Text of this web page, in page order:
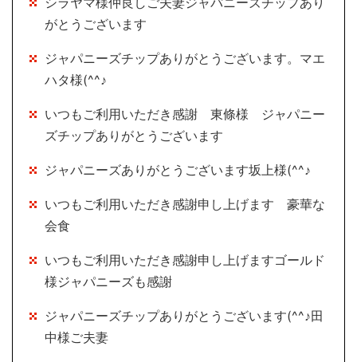
がとうございます
ジャパニーズチップありがとうございます。マエ
ハタ様(^^♪
いつもご利用いただき感謝 東條様 ジャパニー
ズチップありがとうございます
ジャパニーズありがとうございます坂上様(^^♪
いつもご利用いただき感謝申し上げます 豪華な
会食
いつもご利用いただき感謝申し上げますゴールド
様ジャパニーズも感謝
ジャパニーズチップありがとうございます(^^♪田
中様ご夫妻